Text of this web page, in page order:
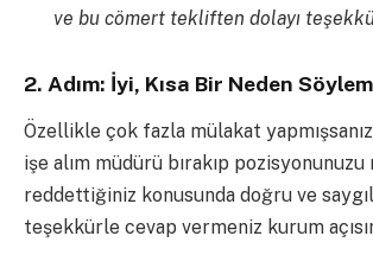
ve bu cömert tekliften dolayı
2. Adım: İyi, Kısa Bir Neden
Özellikle çok fazla mülakat
işe alım müdürü bırakıp pozisyonunuzu
reddettiğiniz konusunda doğru ve
teşekkürle cevap vermeniz kurum